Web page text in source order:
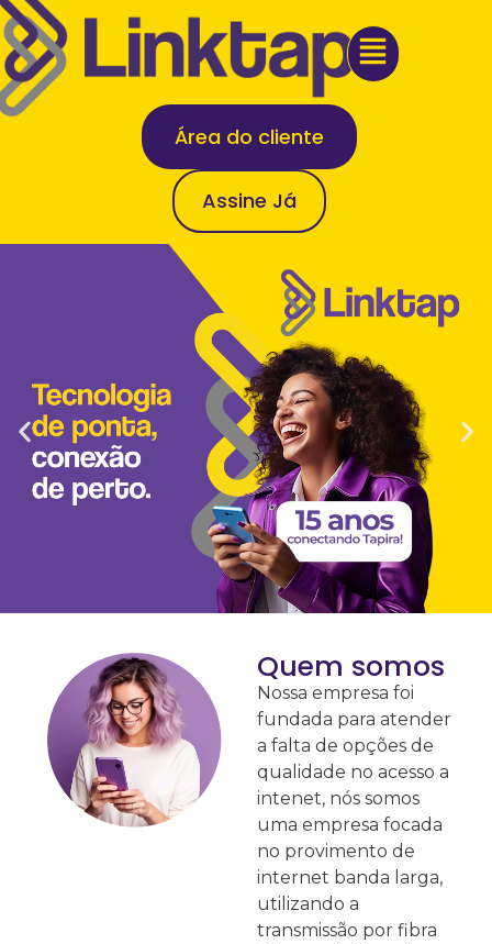
Área do cliente
Assine Já
Quem somos
Nossa empresa foi
fundada para atender
a falta de opções de
qualidade no acesso a
intenet, nós somos
uma empresa focada
no provimento de
internet banda larga,
utilizando a
transmissão por fibra